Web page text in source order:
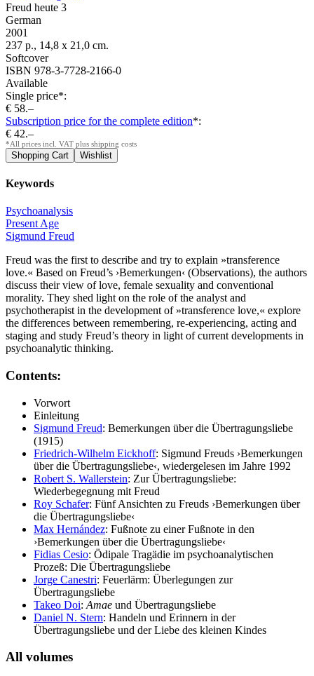
Freud heute 3
German
2001
237 p., 14,8 x 21,0 cm.
Softcover
ISBN 978-3-7728-2166-0
Available
Single price*:
€ 58.–
Subscription price for the complete edition*:
€ 42.–
*All prices incl. VAT plus shipping costs
Keywords
Psychoanalysis
Present Age
Sigmund Freud
Freud was the first to describe and try to explain »transference
love.« Based on Freud’s ›Bemerkungen‹ (Observations), the authors
discuss their view of love, female sexuality and conventional
morality. They shed light on the role of the analyst and
psychotherapist in the development of »transference love,« explore
the differences between remembering, re-experiencing, acting and
staging and study Freud’s theory in light of current developments in
psychoanalytic thinking.
Contents:
Vorwort
Einleitung
Sigmund Freud: Bemerkungen über die Übertragungsliebe
(1915)
Friedrich-Wilhelm Eickhoff: Sigmund Freuds ›Bemerkungen
über die Übertragungsliebe‹, wiedergelesen im Jahre 1992
Robert S. Wallerstein: Zur Übertragungsliebe:
Wiederbegegnung mit Freud
Roy Schafer: Fünf Ansichten zu Freuds ›Bemerkungen über
die Übertragungsliebe‹
Max Hernández: Fußnote zu einer Fußnote in den
›Bemerkungen über die Übertragungsliebe‹
Fidias Cesio: Ödipale Tragädie im psychoanalytischen
Prozeß: Die Übertragungsliebe
Jorge Canestri: Feuerlärm: Überlegungen zur
Übertragungsliebe
Takeo Doi: Amae und Übertragungsliebe
Daniel N. Stern: Handeln und Erinnern in der
Übertragungsliebe und der Liebe des kleinen Kindes
All volumes